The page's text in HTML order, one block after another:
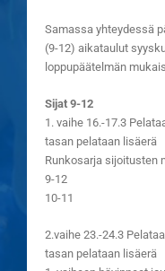
Samassa yhteydessä
(9-12) aikataulut
loppupäätelmän
Sijat 9-12
1. vaihe 16.-17.3
tasan pelataan lisäerä
Runkosarja sijoitusten
9-12
10-11
2.vaihe 23.-24.3
tasan pelataan lisäerä